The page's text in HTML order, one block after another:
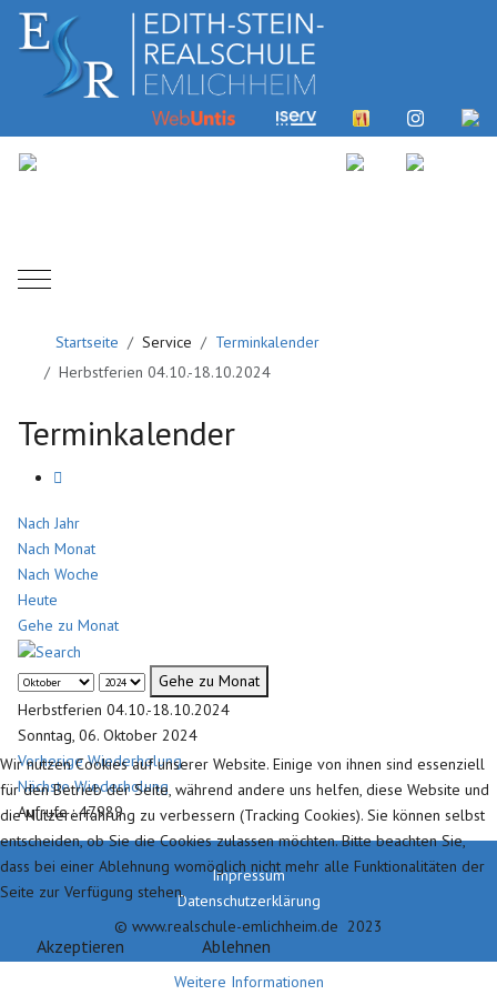
Mobile Menu Toggle
Startseite Service
Terminkalender
Herbstferien 04.10.-18.10.2024
Terminkalender
Nach Jahr
Nach Monat
Nach Woche
Heute
Gehe zu Monat
Gehe zu Monat
Herbstferien 04.10.-18.10.2024
Sonntag, 06. Oktober 2024
Vorherige Wiederholung
Nächste Wiederholung
Aufrufe: 47989
Impressum
Datenschutzerklärung
© www.realschule-emlichheim.de 2023
Wir nutzen Cookies auf unserer Website. Einige von ihnen sind essenziell
für den Betrieb der Seite, während andere uns helfen, diese Website und
die Nutzererfahrung zu verbessern (Tracking Cookies). Sie können selbst
entscheiden, ob Sie die Cookies zulassen möchten. Bitte beachten Sie,
dass bei einer Ablehnung womöglich nicht mehr alle Funktionalitäten der
Seite zur Verfügung stehen.
Akzeptieren Ablehnen
Weitere Informationen